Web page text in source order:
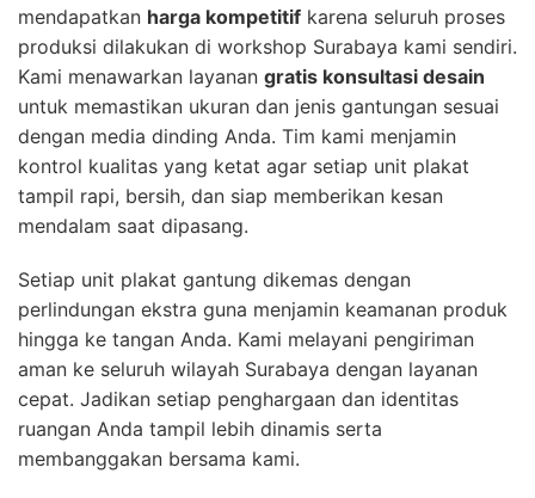
mendapatkan harga kompetitif karena seluruh proses
produksi dilakukan di workshop Surabaya kami sendiri.
Kami menawarkan layanan gratis konsultasi desain
untuk memastikan ukuran dan jenis gantungan sesuai
dengan media dinding Anda. Tim kami menjamin
kontrol kualitas yang ketat agar setiap unit plakat
tampil rapi, bersih, dan siap memberikan kesan
mendalam saat dipasang.
Setiap unit plakat gantung dikemas dengan
perlindungan ekstra guna menjamin keamanan produk
hingga ke tangan Anda. Kami melayani pengiriman
aman ke seluruh wilayah Surabaya dengan layanan
cepat. Jadikan setiap penghargaan dan identitas
ruangan Anda tampil lebih dinamis serta
membanggakan bersama kami.